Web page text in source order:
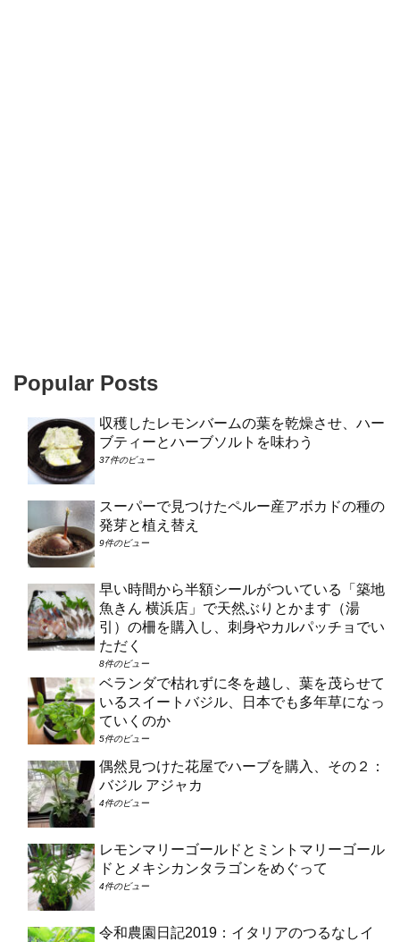
Popular Posts
収穫したレモンバームの葉を乾燥させ、ハー
ブティーとハーブソルトを味わう
37件のビュー
スーパーで見つけたペルー産アボカドの種の
発芽と植え替え
9件のビュー
早い時間から半額シールがついている「築地
魚きん 横浜店」で天然ぶりとかます（湯
引）の柵を購入し、刺身やカルパッチョでい
ただく
8件のビュー
ベランダで枯れずに冬を越し、葉を茂らせて
いるスイートバジル、日本でも多年草になっ
ていくのか
5件のビュー
偶然見つけた花屋でハーブを購入、その２：
バジル アジャカ
4件のビュー
レモンマリーゴールドとミントマリーゴール
ドとメキシカンタラゴンをめぐって
4件のビュー
令和農園日記2019：イタリアのつるなしイ